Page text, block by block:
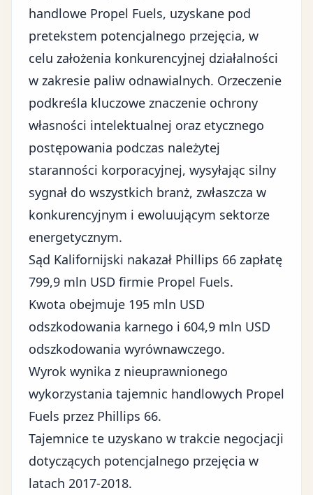
handlowe Propel Fuels, uzyskane pod
pretekstem potencjalnego przejęcia, w
celu założenia konkurencyjnej działalności
w zakresie paliw odnawialnych. Orzeczenie
podkreśla kluczowe znaczenie ochrony
własności intelektualnej oraz etycznego
postępowania podczas należytej
staranności korporacyjnej, wysyłając silny
sygnał do wszystkich branż, zwłaszcza w
konkurencyjnym i ewoluującym sektorze
energetycznym.
Sąd Kalifornijski nakazał Phillips 66 zapłatę
799,9 mln USD firmie Propel Fuels.
Kwota obejmuje 195 mln USD
odszkodowania karnego i 604,9 mln USD
odszkodowania wyrównawczego.
Wyrok wynika z nieuprawnionego
wykorzystania tajemnic handlowych Propel
Fuels przez Phillips 66.
Tajemnice te uzyskano w trakcie negocjacji
dotyczących potencjalnego przejęcia w
latach 2017-2018.